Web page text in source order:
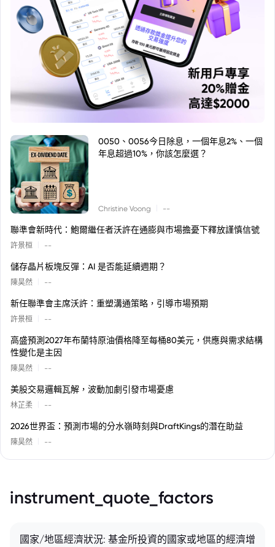
0050、0056今日除息，一個年息2%、一個
年息超過10%，你該怎麼選？
Christine Voong --
聯準會新時代：鮑爾繼任者沃許在通膨與市場擔憂下釋放謹慎信號
許景桓 --
儲存晶片板塊反彈：AI 是否能延續週期？
陳昊然 --
新任聯準會主席沃許：重塑溝通策略，引導市場預期
許景桓 --
高盛預測2027年布蘭特原油價格降至每桶80美元，供應與需求結構
性變化是主因
陳昊然 --
美股交易邏輯瓦解，波動加劇引發市場憂慮
林芷柔 --
2026世界盃：預測市場的分水嶺時刻與DraftKings的潛在助益
陳昊然 --
instrument_quote_factors
國家/地區經濟狀況: 基金所投資的國家或地區的經濟增